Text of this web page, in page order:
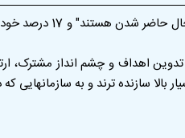
گذارد. طبق گفته گالوپ ، فقط
اهداف و چشم انداز مشترک،
سازنده ترند و به سازمانهایی